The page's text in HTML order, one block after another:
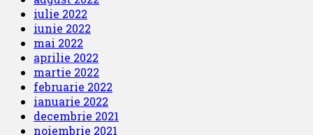
iulie 2022
iunie 2022
mai 2022
aprilie 2022
martie 2022
februarie 2022
ianuarie 2022
decembrie 2021
noiembrie 2021